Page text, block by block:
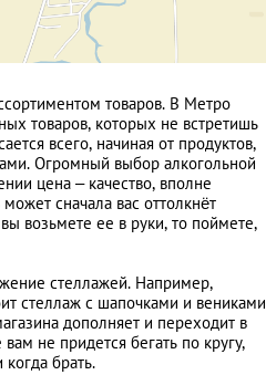
товаров. В Метро
товаров, которых не встретишь
всего, начиная от продуктов,
Огромный выбор алкогольной
цена – качество, вполне
сначала вас оттолкнёт
возьмете ее в руки, то поймете,
стеллажей. Например,
стеллаж с шапочками и вениками
дополняет и переходит в
не придется бегать по кругу,
брать.